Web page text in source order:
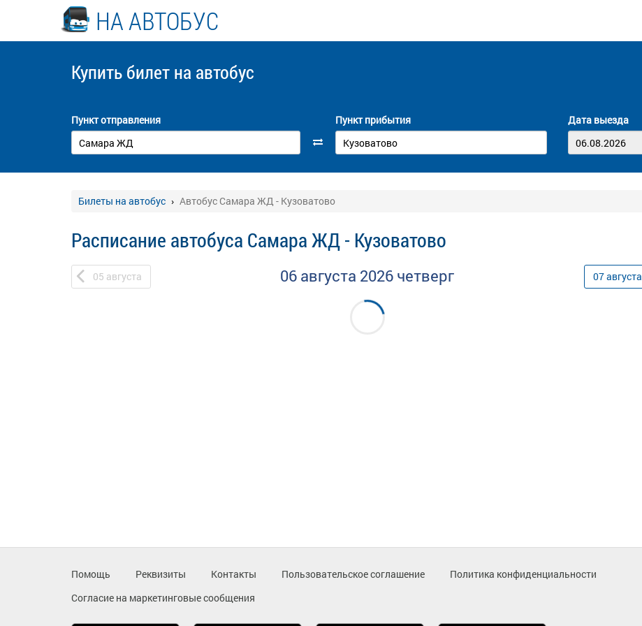
НА АВТОБУС
Купить билет на автобус
Пункт отправления Пункт прибытия Дата выезда
Билеты на автобус Автобус Самара ЖД - Кузоватово
Расписание автобуса Самара ЖД - Кузоватово
05 августа 06 августа 2026 четверг 07августа
Помощь Реквизиты Контакты Пользовательское соглашение
Политика конфиденциальности
Согласие на маркетинговые сообщения